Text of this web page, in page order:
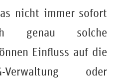
nicht immer sofort
genau solche
Einfluss auf die
Verwaltung oder